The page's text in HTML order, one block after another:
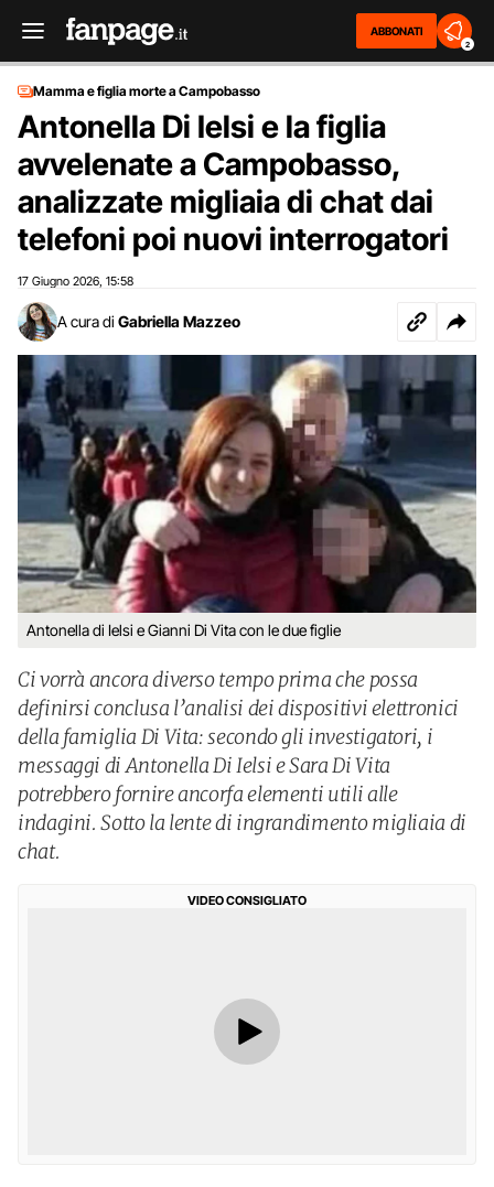
ABBONATI
2
Mamma e figlia morte a Campobasso
Antonella Di Ielsi e la figlia
avvelenate a Campobasso,
analizzate migliaia di chat dai
telefoni poi nuovi interrogatori
17 Giugno 2026 15:58
A cura di Gabriella Mazzeo
Antonella di Ielsi e Gianni Di Vita con le due figlie
Ci vorrà ancora diverso tempo prima che possa
definirsi conclusa l’analisi dei dispositivi elettronici
della famiglia Di Vita: secondo gli investigatori, i
messaggi di Antonella Di Ielsi e Sara Di Vita
potrebbero fornire ancorfa elementi utili alle
indagini. Sotto la lente di ingrandimento migliaia di
chat.
VIDEO CONSIGLIATO